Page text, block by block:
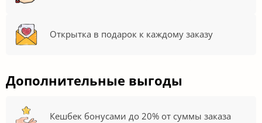
Открытка в подарок к каждому заказу
Дополнительные выгоды
Кешбек бонусами до 20% от суммы заказа